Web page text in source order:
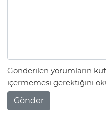
Gönderilen yorumların
içermemesi gerektiğini
Gönder